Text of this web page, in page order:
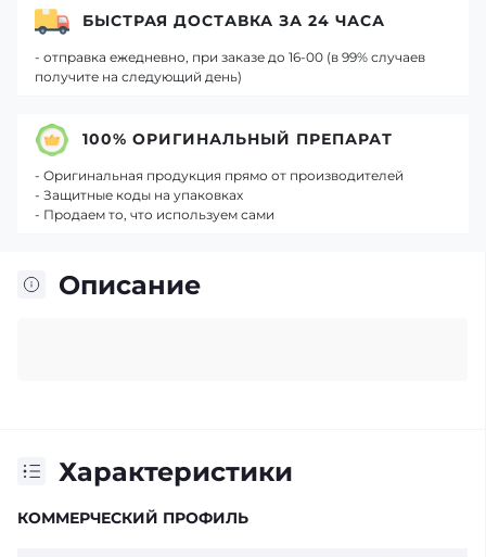
Описание
Характеристики
КОММЕРЧЕСКИЙ ПРОФИЛЬ
БЫСТРАЯ ДОСТАВКА ЗА 24 ЧАСА
- отправка ежедневно, при заказе до 16-00 (в 99% случаев
получите на следующий день)
100% ОРИГИНАЛЬНЫЙ ПРЕПАРАТ
- Оригинальная продукция прямо от производителей
- Защитные коды на упаковках
- Продаем то, что используем сами